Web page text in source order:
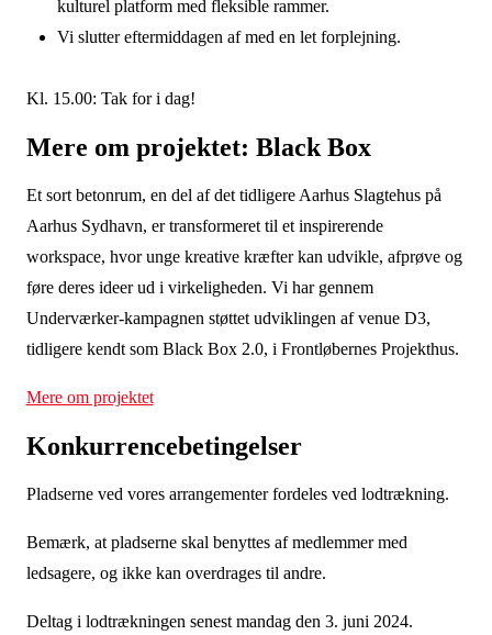
kulturel platform med fleksible rammer.
Vi slutter eftermiddagen af med en let forplejning.
Kl. 15.00: Tak for i dag!
Mere om projektet: Black Box
Et sort betonrum, en del af det tidligere Aarhus Slagtehus på
Aarhus Sydhavn, er transformeret til et inspirerende
workspace, hvor unge kreative kræfter kan udvikle, afprøve og
føre deres ideer ud i virkeligheden. Vi har gennem
Underværker-kampagnen støttet udviklingen af venue D3,
tidligere kendt som Black Box 2.0, i Frontløbernes Projekthus.
Mere om projektet
Konkurrencebetingelser
Pladserne ved vores arrangementer fordeles ved lodtrækning.
Bemærk, at pladserne skal benyttes af medlemmer med
ledsagere, og ikke kan overdrages til andre.
Deltag i lodtrækningen senest mandag den 3. juni 2024.